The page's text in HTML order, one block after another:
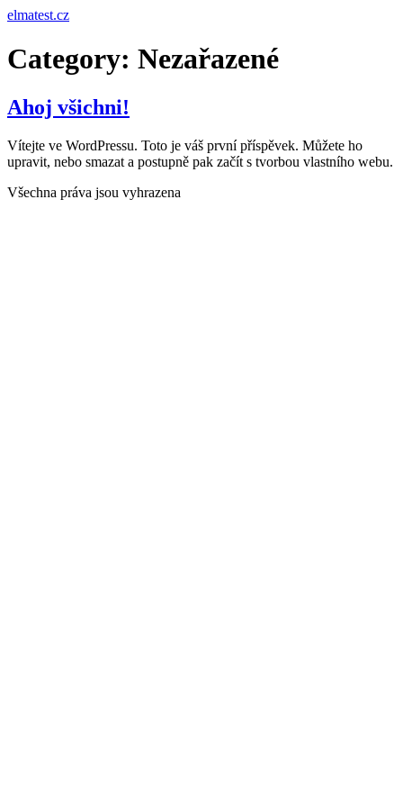
Skip
content
elmatest.cz
Category: Nezařazené
Ahoj všichni!
Vítejte ve WordPressu. Toto je váš první příspěvek. Můžete ho
upravit, nebo smazat a postupně pak začít s tvorbou vlastního webu.
Všechna práva jsou vyhrazena